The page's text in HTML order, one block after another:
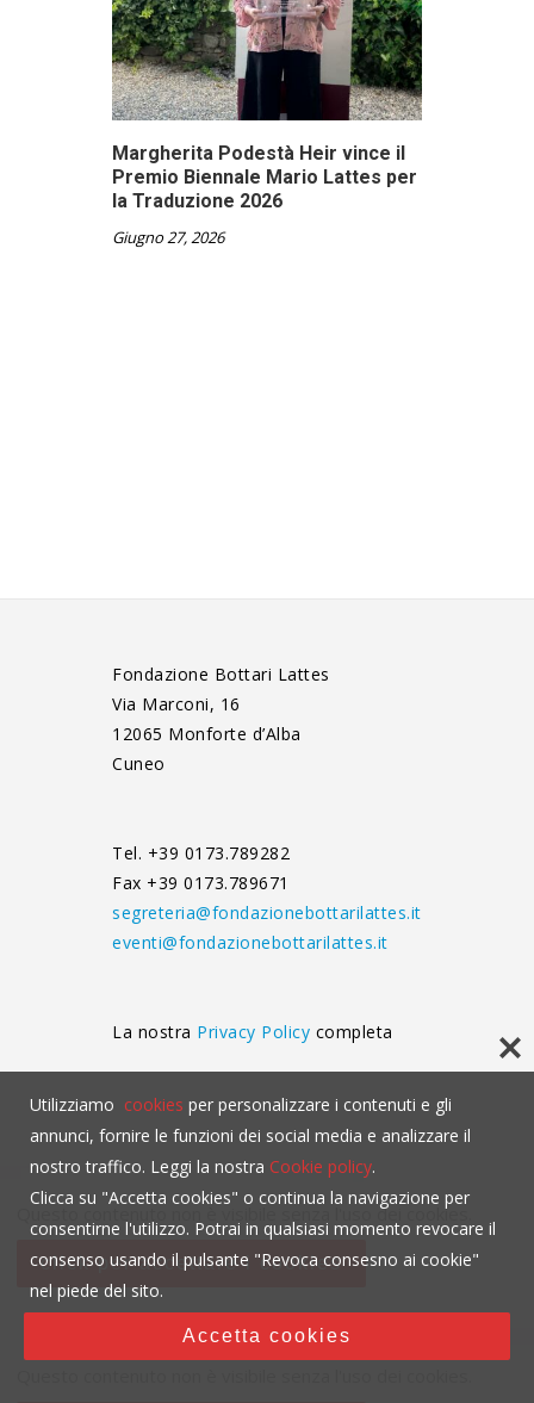
Margherita Podestà Heir vince il
Premio Biennale Mario Lattes per
la Traduzione 2026
Giugno 27, 2026
Fondazione Bottari Lattes
Via Marconi, 16
12065 Monforte d’Alba
Cuneo
Tel. +39 0173.789282
Fax +39 0173.789671
segreteria@fondazionebottarilattes.it
eventi@fondazionebottarilattes.it
La nostra Privacy Policy completa
Questo contenuto non è visibile senza l'uso dei cookies.
click per accettare i cookies
Utilizziamo cookies per personalizzare i contenuti e gli
annunci, fornire le funzioni dei social media e analizzare il
nostro traffico. Leggi la nostra Cookie policy.
Clicca su "Accetta cookies" o continua la navigazione per
consentirne l'utilizzo. Potrai in qualsiasi momento revocare il
consenso usando il pulsante "Revoca consesno ai cookie"
nel piede del sito.
Accetta cookies